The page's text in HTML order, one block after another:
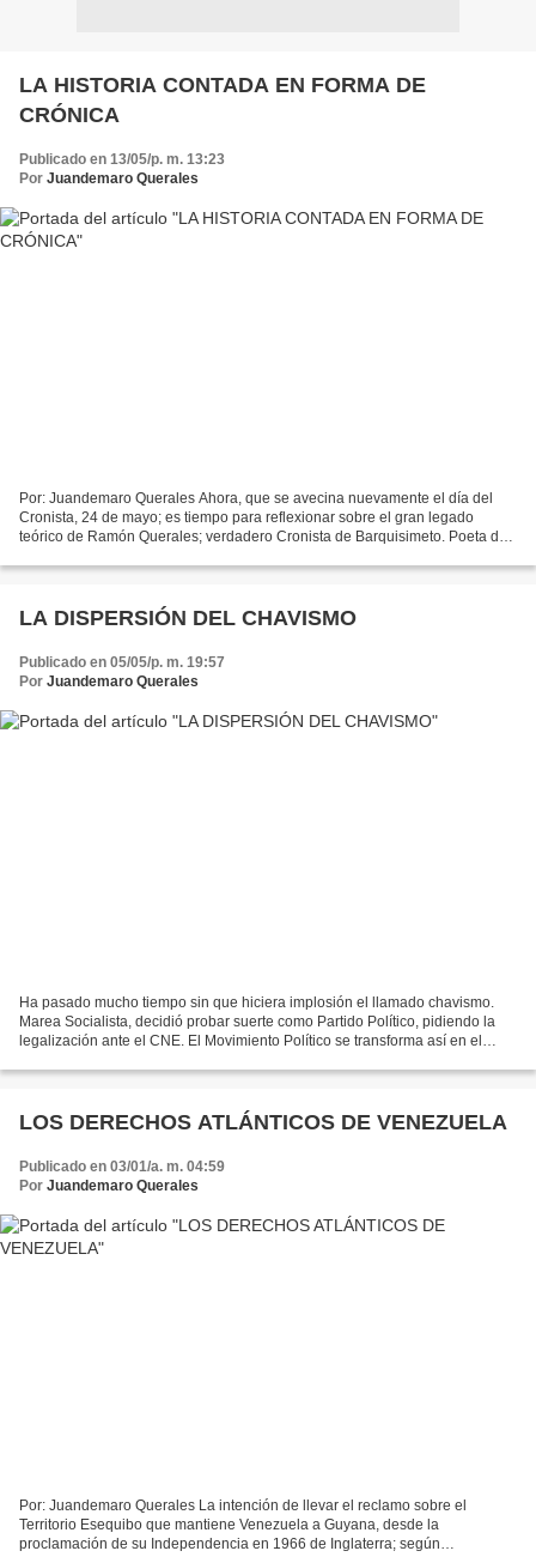
LA HISTORIA CONTADA EN FORMA DE
CRÓNICA
Publicado en 13/05/p. m. 13:23
Por Juandemaro Querales
Por: Juandemaro Querales Ahora, que se avecina nuevamente el día del
Cronista, 24 de mayo; es tiempo para reflexionar sobre el gran legado
teórico de Ramón Querales; verdadero Cronista de Barquisimeto. Poeta de
LA DISPERSIÓN DEL CHAVISMO
Publicado en 05/05/p. m. 19:57
Por Juandemaro Querales
Ha pasado mucho tiempo sin que hiciera implosión el llamado chavismo.
Marea Socialista, decidió probar suerte como Partido Político, pidiendo la
legalización ante el CNE. El Movimiento Político se transforma así en el
LOS DERECHOS ATLÁNTICOS DE VENEZUELA
Publicado en 03/01/a. m. 04:59
Por Juandemaro Querales
Por: Juandemaro Querales La intención de llevar el reclamo sobre el
Territorio Esequibo que mantiene Venezuela a Guyana, desde la
proclamación de su Independencia en 1966 de Inglaterra; según